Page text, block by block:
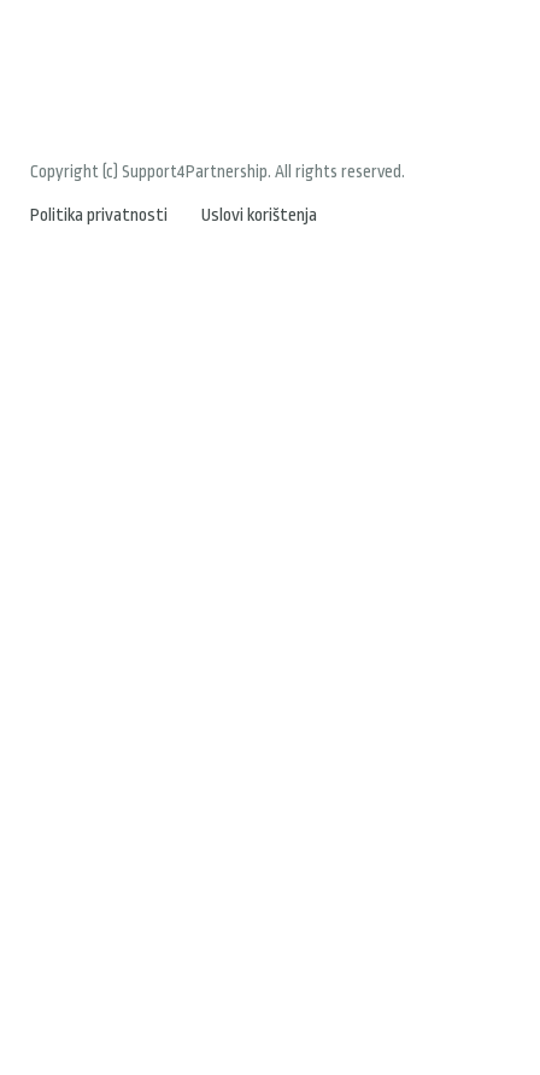
Copyright (c) Support4Partnership. All rights reserved.
Politika privatnosti Uslovi korištenja